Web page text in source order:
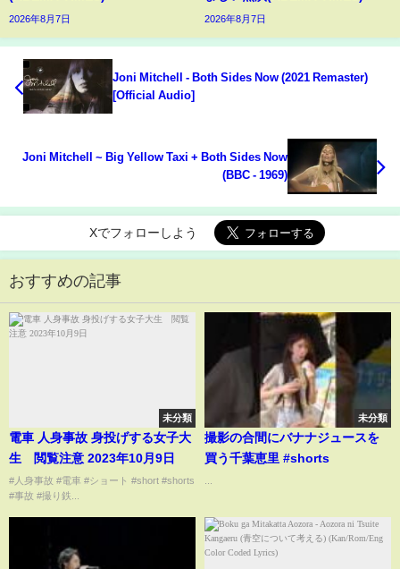
2026年8月7日 2026年8月7日
Joni Mitchell - Both Sides Now (2021 Remaster)
[Official Audio]
Joni Mitchell ~ Big Yellow Taxi + Both Sides Now
(BBC - 1969)
Xでフォローしよう
おすすめの記事
未分類
電車 人身事故 身投げする女子大
生 閲覧注意 2023年10月9日
#人身事故 #電車 #ショート #short #shorts
#事故 #撮り鉄...
未分類
撮影の合間にバナナジュースを
買う千葉恵里 #shorts